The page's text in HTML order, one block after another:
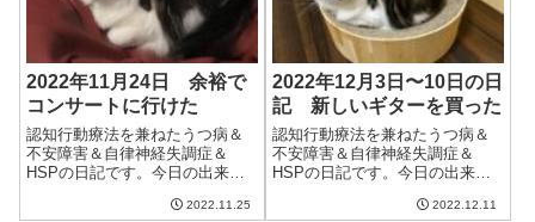
2022年11月24日 余裕で
コンサートに行けた
認知行動療法を兼ねたうつ病＆
不安障害＆自律神経失調症＆
HSPの日記です。今日の出来事
あるけど全体的にはいい天気で
2022.11.25
2022年12月3日〜10日の日
記 新しいギターを買った
認知行動療法を兼ねたうつ病＆
不安障害＆自律神経失調症＆
HSPの日記です。今日の出来事
いてきたが、だいぶ回復してき
2022.12.11